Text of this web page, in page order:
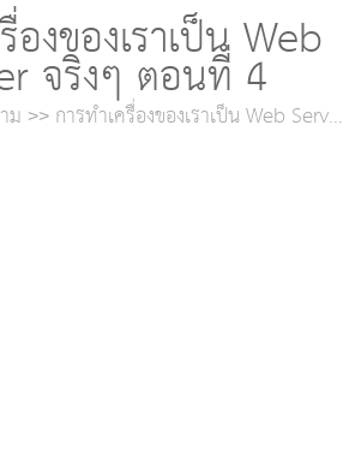
องของเราเป็น Web
จริงๆ ตอนที่ 4
ม
การทำเครื่องของเราเป็น Web Server